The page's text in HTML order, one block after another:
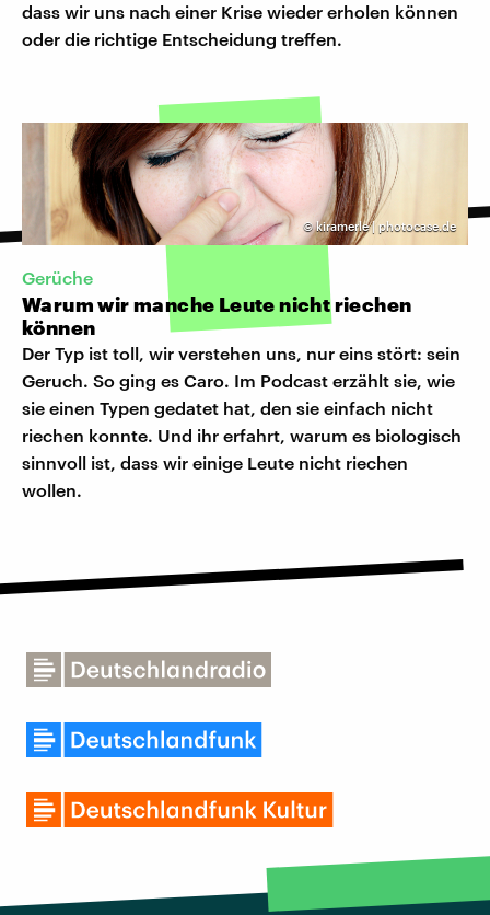
dass wir uns nach einer Krise wieder erholen können
oder die richtige Entscheidung treffen.
©kiramerle | photocase.de
Gerüche
Warum wir manche Leute nicht riechen
können
Der Typ ist toll, wir verstehen uns, nur eins stört: sein
Geruch. So ging es Caro. Im Podcast erzählt sie, wie
sie einen Typen gedatet hat, den sie einfach nicht
riechen konnte. Und ihr erfahrt, warum es biologisch
sinnvoll ist, dass wir einige Leute nicht riechen
wollen.